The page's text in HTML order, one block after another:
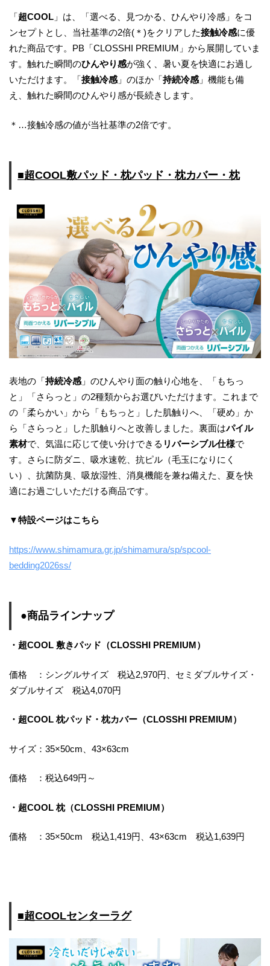
「超COOL 」は、「選べる、見つかる、ひんやり冷感」をコ
ンセプトとし、当社基準の2倍(＊)をクリアした接触冷感に優
れた商品です。PB「CLOSSHI PREMIUM」から展開していま
す。触れた瞬間のひんやり感が強く、暑い夏を快適にお過し
いただけます。「接触冷感 」のほか「持続冷感 」機能も備
え、触れた瞬間のひんやり感が長続きします。
＊…接触冷感の値が当社基準の2倍です。
■超COOL敷パッド・枕パッド・枕カバー・枕
表地の「持続冷感 」のひんやり面の触り心地を、「もちっ
と」「さらっと」の2種類からお選びいただけます。これまで
の「柔らかい」から「もちっと」した肌触りへ、「硬め」か
ら「さらっと」した肌触りへと改善しました。裏面はパイル
素材で、気温に応じて使い分けできる リバーシブル仕様で
す。さらに防ダニ、吸水速乾、抗ピル（毛玉になりにく
い）、抗菌防臭、吸放湿性、消臭機能を兼ね備えた、夏を快
適にお過ごしいただける商品です。
▼特設ページはこちら
https://www.shimamura.gr.jp/shimamura/sp/spcool-
bedding2026ss/
●商品ラインナップ
・超COOL 敷きパッド（CLOSSHI PREMIUM）
価格 ：シングルサイズ 税込2,970円、セミダブルサイズ・
ダブルサイズ 税込4,070円
・超COOL 枕パッド・枕カバー（CLOSSHI PREMIUM）
サイズ：35×50cm、43×63cm
価格 ：税込649円～
・超COOL 枕（CLOSSHI PREMIUM）
価格 ：35×50cm 税込1,419円、43×63cm 税込1,639円
■超COOLセンターラグ